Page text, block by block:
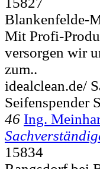
Blankenfelde-
Mit Profi-
versorgen wir
zum..
idealclean.de/
Seifenspender
46 Ing.
15834